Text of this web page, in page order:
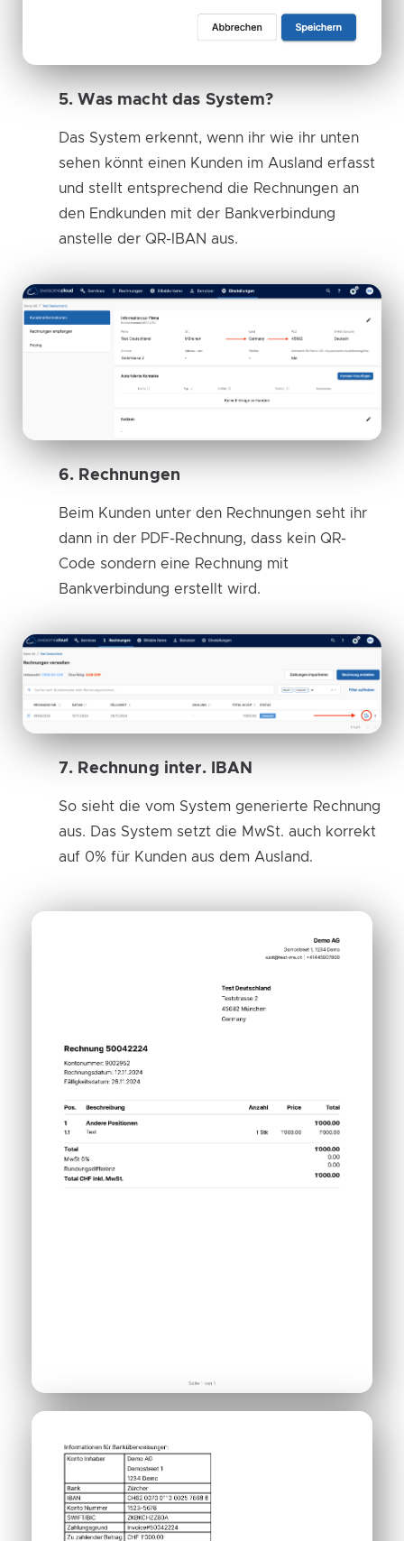
5. Was macht das System?
Das System erkennt, wenn ihr wie ihr unten
sehen könnt einen Kunden im Ausland erfasst
und stellt entsprechend die Rechnungen an
den Endkunden mit der Bankverbindung
anstelle der QR-IBAN aus.
6. Rechnungen
Beim Kunden unter den Rechnungen seht ihr
dann in der PDF-Rechnung, dass kein QR-
Code sondern eine Rechnung mit
Bankverbindung erstellt wird.
7. Rechnung inter. IBAN
So sieht die vom System generierte Rechnung
aus. Das System setzt die MwSt. auch korrekt
auf 0% für Kunden aus dem Ausland.